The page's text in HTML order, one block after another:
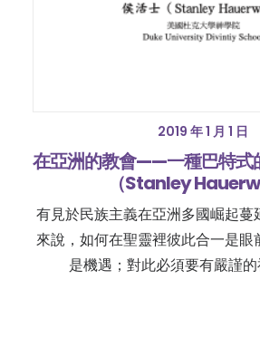
2019 年 1 月 1 日
在亞洲的教會——一種巴特式
（Stanley
有見於民族主義在亞洲多國崛起蔓
來說，如何在聖靈裡彼此合一是眼
是機遇；對此必須要有嚴謹